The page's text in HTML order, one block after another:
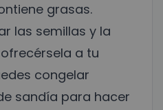
grasas.
las semillas y la
a tu
congelar
sandía para hacer